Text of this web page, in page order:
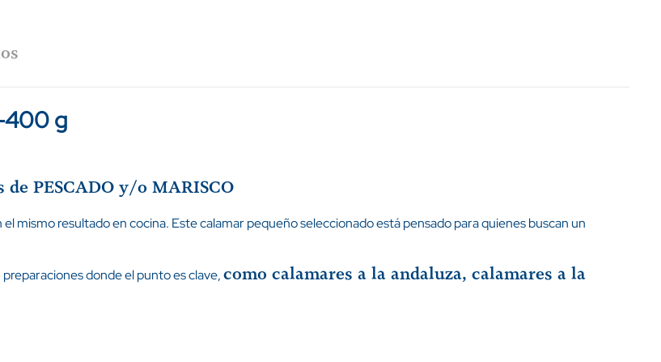
g
de PESCADO y/o MARISCO
mismo resultado en cocina. Este calamar pequeño seleccionado está pensado para quienes buscan un
donde el punto es clave,como calamares a la andaluza, calamares a la